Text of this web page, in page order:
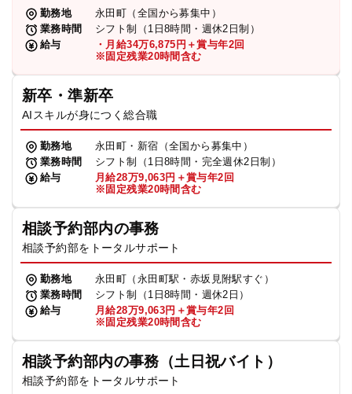
勤務地
永田町（全国から募集中）
業務時間
シフト制（1日8時間・週休2日制）
給与
・月給34万6,875円＋賞与年2回
※固定残業20時間含む
新卒・準新卒
AIスキルが身につく総合職
勤務地
永田町・新宿（全国から募集中）
業務時間
シフト制（1日8時間・完全週休2日制）
給与
月給28万9,063円＋賞与年2回
※固定残業20時間含む
相談予約部内の事務
相談予約部をトータルサポート
勤務地
永田町（永田町駅・赤坂見附駅すぐ）
業務時間
シフト制（1日8時間・週休2日）
給与
月給28万9,063円＋賞与年2回
※固定残業20時間含む
相談予約部内の事務（土日祝バイト）
相談予約部をトータルサポート